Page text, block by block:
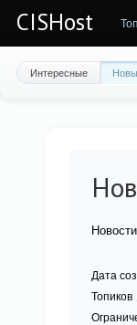
CISHost
Интересные
Дата
Топиков